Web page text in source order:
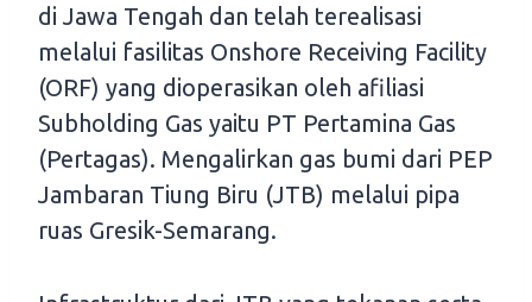
di Jawa Tengah dan telah terealisasi
melalui fasilitas Onshore Receiving Facility
(ORF) yang dioperasikan oleh afiliasi
Subholding Gas yaitu PT Pertamina Gas
(Pertagas). Mengalirkan gas bumi dari PEP
Jambaran Tiung Biru (JTB) melalui pipa
ruas Gresik-Semarang.